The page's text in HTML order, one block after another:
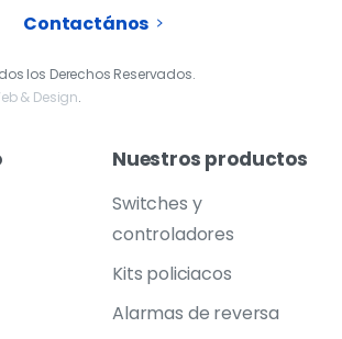
Contactános
los Derechos Reservados.
& Design.
Nuestros productos
Switches y
controladores
Kits policiacos
Alarmas de reversa